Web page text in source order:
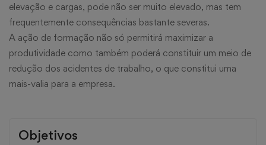
elevação e cargas, pode não ser muito elevado, mas tem
frequentemente consequências bastante severas.
A ação de formação não só permitirá maximizar a
produtividade como também poderá constituir um meio de
redução dos acidentes de trabalho, o que constitui uma
mais-valia para a empresa.
Objetivos